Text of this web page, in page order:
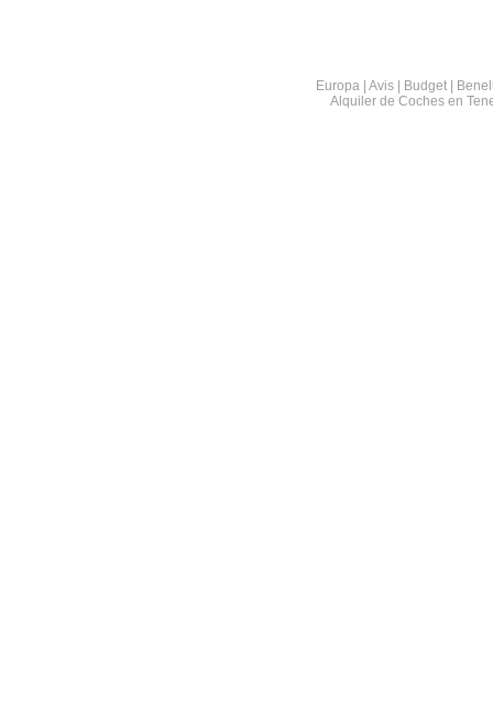
Europa | Avis | Budget |
Alquiler de Coches en